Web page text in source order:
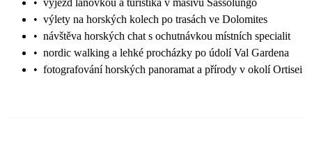
• výjezd lanovkou a turistika v masivu Sassolungo
• výlety na horských kolech po trasách ve Dolomites
• návštěva horských chat s ochutnávkou místních specialit
• nordic walking a lehké procházky po údolí Val Gardena
• fotografování horských panoramat a přírody v okolí Ortisei